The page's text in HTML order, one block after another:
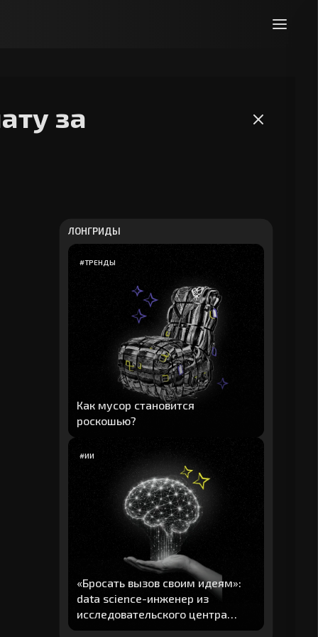
за
ЛОНГРИДЫ
#ТРЕНДЫ
Как мусор становится
роскошью?
#ИИ
«Бросать вызов своим идеям»:
data science-инженер из
исследовательского центра
"Авито" рассказал о главных